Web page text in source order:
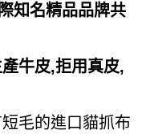
知名精品品牌共
牛皮,拒用真皮,
毛的進口貓抓布